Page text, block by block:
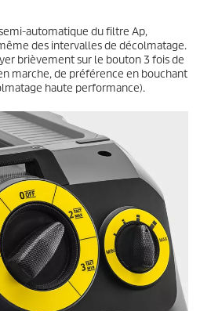
automatique du filtre Ap,
des intervalles de décolmatage.
brièvement sur le bouton 3 fois de
marche, de préférence en bouchant
haute performance).